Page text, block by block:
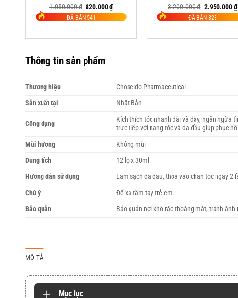
đánh giá
1.050.000₫ Giá
gốc
là:
820.000₫Giá
hiện
tại
ĐÃ BÁN 541
trên
5
đánh
3.200.000₫ Giá
gốc
là:
2.950.000₫
ĐÃ BÁN 823
Thông tin sản phẩm
Thương hiệu
Choseido Pharmaceutical
Sản xuất tại
Nhật Bản
Công dụng
Kích thích tóc nhanh dài và dày, ngăn ngừa
trực tiếp với nang tóc và da đầu giúp phục
Mùi hương
Không mùi
Dung tích
12 lọ x 30ml
Hướng dẫn sử dụng
Làm sạch da đầu, thoa vào chân tóc ngày 2
Chú ý
Để xa tầm tay trẻ em.
Bảo quản
Bảo quản nơi khô ráo thoáng mát, tránh ánh
MÔ TẢ
Mục lục